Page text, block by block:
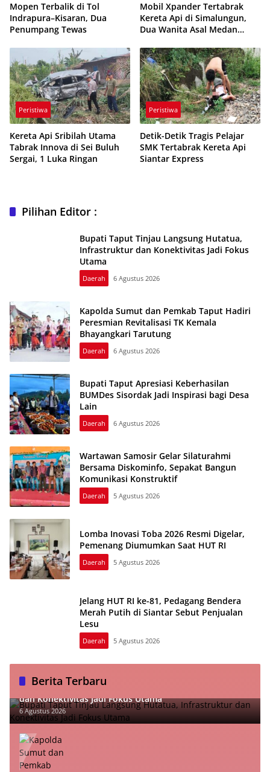
Mopen Terbalik di Tol
Indrapura–Kisaran, Dua
Penumpang Tewas
Mobil Xpander Tertabrak
Kereta Api di Simalungun,
Dua Wanita Asal Medan
Peristiwa
Kereta Api Sribilah Utama
Tabrak Innova di Sei Buluh
Sergai, 1 Luka Ringan
Peristiwa
Detik-Detik Tragis Pelajar
SMK Tertabrak Kereta Api
Siantar Express
Pilihan Editor :
Bupati Taput Tinjau Langsung Hutatua,
Infrastruktur dan Konektivitas Jadi Fokus
Utama
Daerah 6 Agustus 2026
Kapolda Sumut dan Pemkab Taput Hadiri
Peresmian Revitalisasi TK Kemala
Bhayangkari Tarutung
Daerah 6 Agustus 2026
Bupati Taput Apresiasi Keberhasilan
BUMDes Sisordak Jadi Inspirasi bagi Desa
Lain
Daerah 6 Agustus 2026
Wartawan Samosir Gelar Silaturahmi
Bersama Diskominfo, Sepakat Bangun
Komunikasi Konstruktif
Daerah 5 Agustus 2026
Lomba Inovasi Toba 2026 Resmi Digelar,
Pemenang Diumumkan Saat HUT RI
Daerah 5 Agustus 2026
Jelang HUT RI ke-81, Pedagang Bendera
Merah Putih di Siantar Sebut Penjualan
Lesu
Daerah 5 Agustus 2026
Berita Terbaru
Bupati Taput Tinjau Langsung Hutatua, Infrastruktur
dan Konektivitas Jadi Fokus Utama
6 Agustus 2026